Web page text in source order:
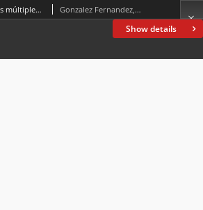
Show details
La teoría de las inteligencias múltiples y de los estilos de aprendizaje en la enseñanza de lengua extranjera Gonzalez Fernandez, Javier